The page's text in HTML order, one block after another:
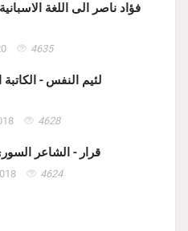
فؤاد ناصر الى اللغة
4635
لئيم النفس -
4628
قرار - الشاعر
4624